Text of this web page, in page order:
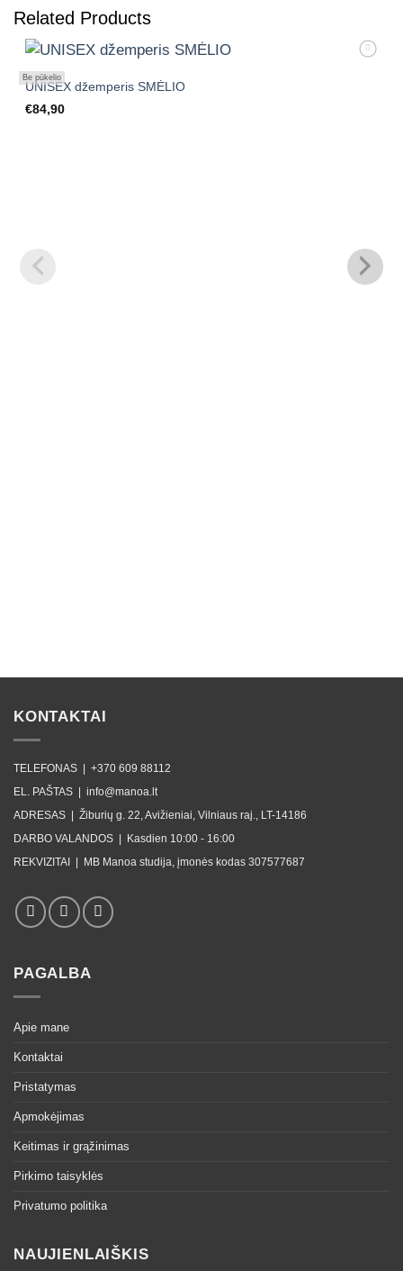
Related Products
Be pūkelio
UNISEX džemperis SMĖLIO
€84,90
KONTAKTAI
TELEFONAS | +370 609 88112
EL. PAŠTAS | info@manoa.lt
ADRESAS | Žiburių g. 22, Avižieniai, Vilniaus raj., LT-14186
DARBO VALANDOS |
Kasdien 10:00 - 16:00
REKVIZITAI |
MB Manoa studija, įmonės kodas 307577687
PAGALBA
Apie mane
Kontaktai
Pristatymas
Apmokėjimas
Keitimas ir grąžinimas
Pirkimo taisyklės
Privatumo politika
NAUJIENLAIŠKIS